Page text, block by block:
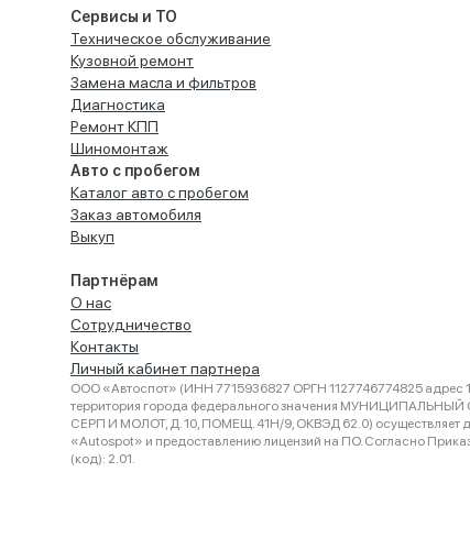
Сервисы и ТО
Техническое обслуживание
Кузовной ремонт
Замена масла и фильтров
Диагностика
Ремонт КПП
Шиномонтаж
Авто с пробегом
Каталог авто с пробегом
Заказ автомобиля
Выкуп
Партнёрам
О нас
Сотрудничество
Контакты
Личный кабинет партнера
ООО «Автоспот» (ИНН 7715936827 ОРГН 1127746774825 адрес
территория города федерального значения
СЕРП И МОЛОТ, Д. 10, ПОМЕЩ. 41Н/9, ОКВЭД 62.0) осуществляет
«Autospot» и предоставлению лицензий на ПО. Согласно
(код): 2.01.